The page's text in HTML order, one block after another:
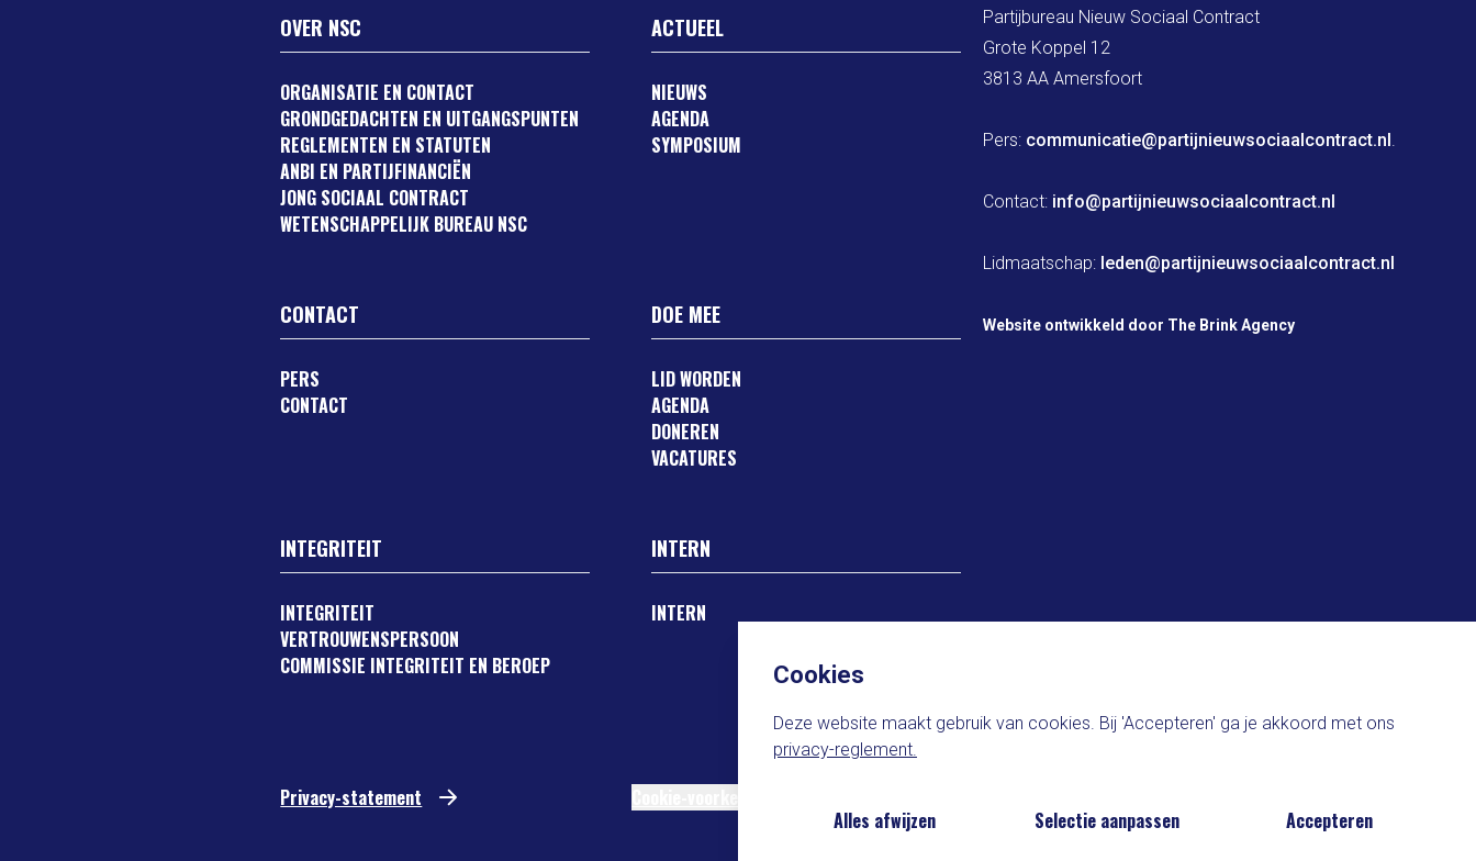
OVER NSC
ORGANISATIE EN CONTACT
GRONDGEDACHTEN EN UITGANGSPUNTEN
REGLEMENTEN EN STATUTEN
ANBI EN PARTIJFINANCIËN
JONG SOCIAAL CONTRACT
WETENSCHAPPELIJK BUREAU NSC
ACTUEEL
NIEUWS
AGENDA
SYMPOSIUM
CONTACT
PERS
CONTACT
DOE MEE
LID WORDEN
AGENDA
DONEREN
VACATURES
INTEGRITEIT
INTEGRITEIT
VERTROUWENSPERSOON
COMMISSIE INTEGRITEIT EN BEROEP
INTERN
INTERN
Partijbureau Nieuw Sociaal Contract
Grote Koppel 12
3813 AA Amersfoort
Pers: communicatie@partijnieuwsociaalcontract.nl.
Contact: info@partijnieuwsociaalcontract.nl
Lidmaatschap: leden@partijnieuwsociaalcontract.nl
Website ontwikkeld door The Brink Agency
Privacy-statement
Cookies
Deze website maakt gebruik van cookies. Bij 'Accepteren' ga je akkoord met ons
privacy-reglement.
Alles afwijzen Selectie aanpassen Accepteren